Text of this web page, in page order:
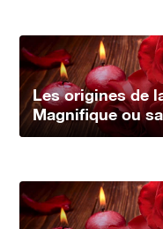
Les origines de
Magnifique ou